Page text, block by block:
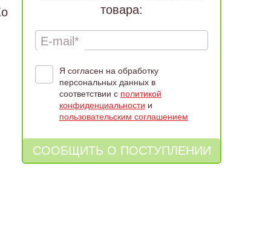
товара:
E-mail*
Я согласен на обработку
персональных данных в
соответствии с политикой
конфиденциальности и
пользовательским соглашением